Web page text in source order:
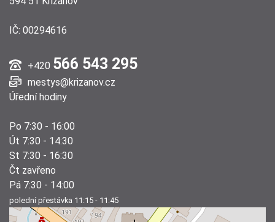
IČ: 00294616
+420 566 543 295
mestys@krizanov.cz
Úřední hodiny
Po 7:30 - 16:00
Út 7:30 - 14:30
St 7:30 - 16:30
Čt zavřeno
Pá 7:30 - 14:00
polední přestávka 11:15 - 11:45